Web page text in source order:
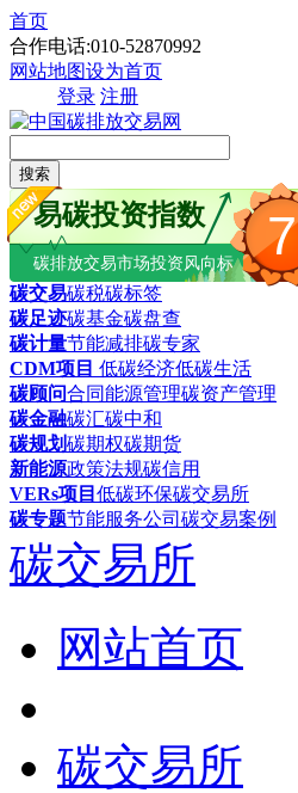
首页
合作电话:010-52870992
网站地图设为首页
登录 注册
搜索
7
易碳投资指数
碳排放交易市场投资风向标
碳交易碳税碳标签
碳足迹碳基金碳盘查
碳计量节能减排碳专家
CDM项目 低碳经济低碳生活
碳顾问合同能源管理碳资产管理
碳金融碳汇碳中和
碳规划碳期权碳期货
新能源政策法规碳信用
VERs项目 低碳环保碳交易所
碳专题节能服务公司 碳交易案例
碳交易所
网站首页
碳交易所